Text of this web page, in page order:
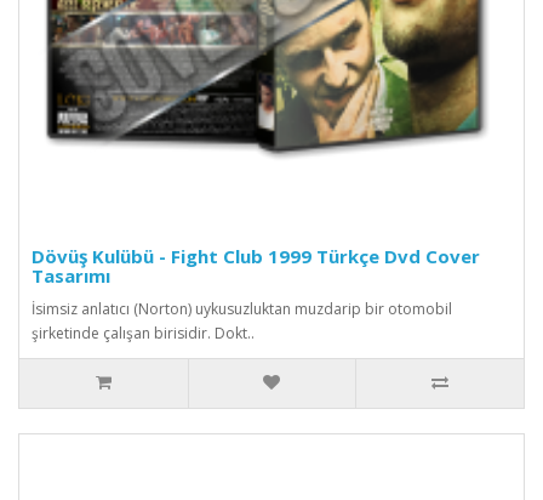
Dövüş Kulübü - Fight Club 1999 Türkçe Dvd Cover
Tasarımı
İsimsiz anlatıcı (Norton) uykusuzluktan muzdarip bir otomobil
şirketinde çalışan birisidir. Dokt..